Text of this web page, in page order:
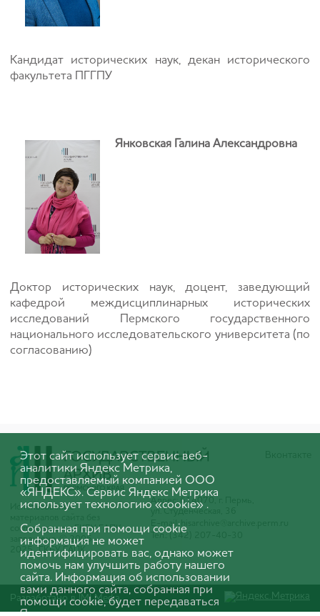
Кандидат исторических наук, декан исторического
факультета ПГГПУ
Янковская Галина Александровна
Доктор исторических наук, доцент, заведующий
кафедрой междисциплинарных исторических
исследований Пермского государственного
национального исследовательского университета (по
согласованию)
Адрес: 614070, г. Пермь,
ул. Студенческая, 36
E-mail:
Тел.: (342) 207-40-30
Использование
согласования с ГКБУ ГАПК
запрещено. © 2005-
2025 ГКБУ ГАПК
Разработано вIMI Media
Этот сайт использует сервис веб-
аналитики Яндекс Метрика,
предоставляемый компанией ООО
«ЯНДЕКС». Сервис Яндекс Метрика
использует технологию «cookie» .
Собранная при помощи cookie
информация не может
идентифицировать вас, однако может
помочь нам улучшить работу нашего
сайта. Информация об использовании
вами данного сайта, собранная при
помощи cookie, будет передаваться